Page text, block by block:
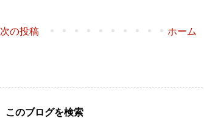
次の投稿 ホーム
このブログを検索